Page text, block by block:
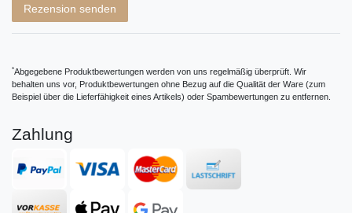
Rezension senden
*Abgegebene Produktbewertungen werden von uns regelmäßig überprüft. Wir
behalten uns vor, Produktbewertungen ohne Bezug auf die Qualität der Ware (zum
Beispiel über die Lieferfähigkeit eines Artikels) oder Spambewertungen zu entfernen.
Zahlung